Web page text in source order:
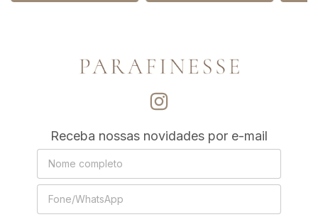
Receba nossas novidades por e-mail